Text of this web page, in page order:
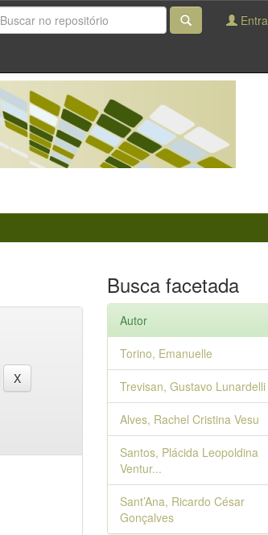
Busca facetada
Autor
Torino, Emanuelle
Trevisan, Gustavo Lunardelli
Alves, Rachel Cristina Vesu
Santos, Plácida Leopoldina
Ventur...
Sant’Ana, Ricardo César
Gonçalves